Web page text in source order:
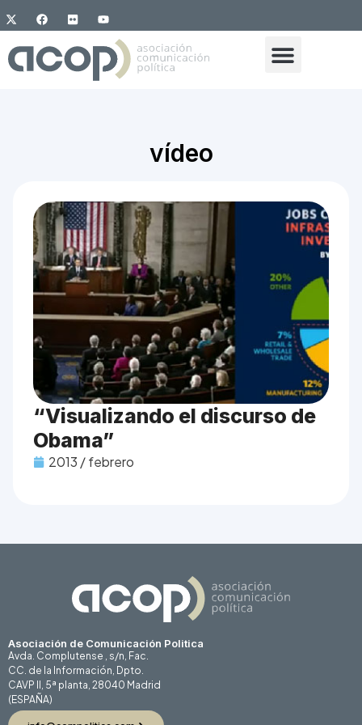
vídeo
“Visualizando el discurso de
Obama”
2013 / febrero
Asociación de Comunicación Politica
Avda. Complutense , s/n, Fac.
CC. de la Información, Dpto.
CAVP II, 5ª planta, 28040 Madrid
(ESPAÑA)